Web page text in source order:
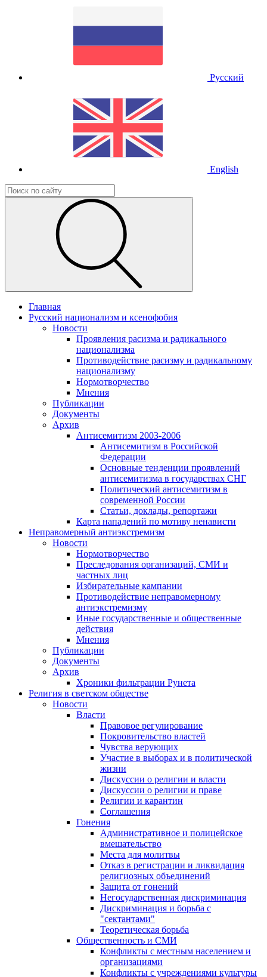
Русский
English
Главная
Русский национализм и ксенофобия
Новости
Проявления расизма и радикального
национализма
Противодействие расизму и радикальному
национализму
Нормотворчество
Мнения
Публикации
Документы
Архив
Антисемитизм 2003-2006
Антисемитизм в Российской
Федерации
Основные тенденции проявлений
антисемитизма в государствах СНГ
Политический антисемитизм в
современной России
Статьи, доклады, репортажи
Карта нападений по мотиву ненависти
Неправомерный антиэкстремизм
Новости
Нормотворчество
Преследования организаций, СМИ и
частных лиц
Избирательные кампании
Противодействие неправомерному
антиэкстремизму
Иные государственные и общественные
действия
Мнения
Публикации
Документы
Архив
Хроники фильтрации Рунета
Религия в светском обществе
Новости
Власти
Правовое регулирование
Покровительство властей
Чувства верующих
Участие в выборах и в политической
жизни
Дискуссии о религии и власти
Дискуссии о религии и праве
Религии и карантин
Соглашения
Гонения
Административное и полицейское
вмешательство
Места для молитвы
Отказ в регистрации и ликвидация
религиозных объединений
Защита от гонений
Негосударственная дискриминация
Дискриминация и борьба с
"сектантами"
Теоретическая борьба
Общественность и СМИ
Конфликты с местным населением и
организациями
Конфликты с учреждениями культуры